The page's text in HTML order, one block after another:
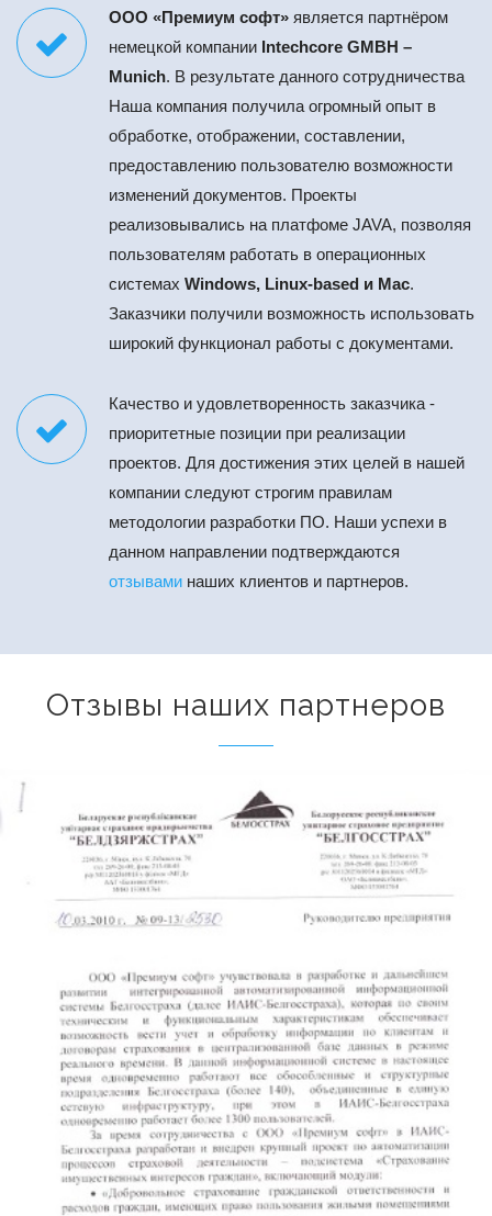
ООО «Премиум софт» является партнёром
немецкой компании Intechcore GMBH –
Munich. В результате данного сотрудничества
Наша компания получила огромный опыт в
обработке, отображении, составлении,
предоставлению пользователю возможности
изменений документов. Проекты
реализовывались на платфоме JAVA, позволяя
пользователям работать в операционных
системах Windows, Linux-based и Mac.
Заказчики получили возможность использовать
широкий функционал работы с документами.
Качество и удовлетворенность заказчика -
приоритетные позиции при реализации
проектов. Для достижения этих целей в нашей
компании следуют строгим правилам
методологии разработки ПО. Наши успехи в
данном направлении подтверждаются
отзывами наших клиентов и партнеров.
Отзывы наших партнеров
БРУСП Белгосстрах
Страховая компания
БРУСП Белгосстрах - лидер страхового рынка
Беларуси. Рейтинговое агентство Fitch установило
прогноз по рейтингу Белгосстраха как «Стабильный».
Действующая сеть продаж страховых услуг
Белгосстраха превышает более 5 000 точек продаж
по всей территории страны, ряд из которых работает